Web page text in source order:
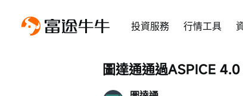
投資服務 行情工具
圖達通通過ASPICE